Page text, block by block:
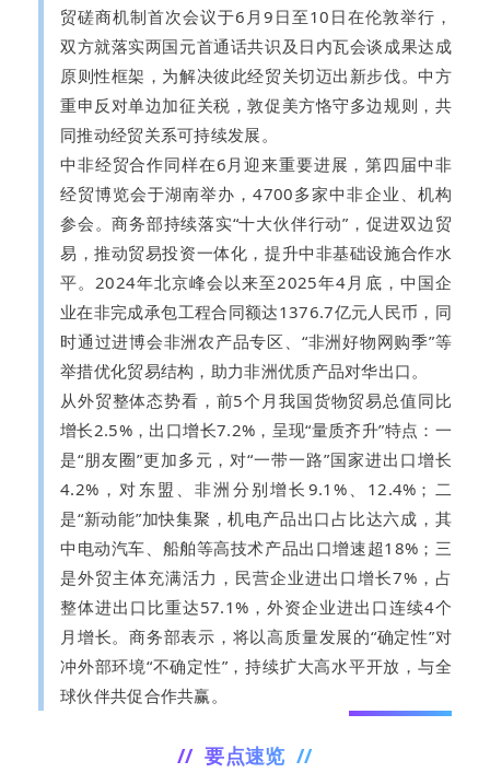
贸磋商机制首次会议于6月9日至10日在伦敦举行，
双方就落实两国元首通话共识及日内瓦会谈成果达成
原则性框架，为解决彼此经贸关切迈出新步伐。中方
重申反对单边加征关税，敦促美方恪守多边规则，共
同推动经贸关系可持续发展。
中非经贸合作同样在6月迎来重要进展，第四届中非
经贸博览会于湖南举办，4700多家中非企业、机构
参会。商务部持续落实“十大伙伴行动”，促进双边贸
易，推动贸易投资一体化，提升中非基础设施合作水
平。2024年北京峰会以来至2025年4月底，中国企
业在非完成承包工程合同额达1376.7亿元人民币，同
时通过进博会非洲农产品专区、“非洲好物网购季”等
举措优化贸易结构，助力非洲优质产品对华出口。
从外贸整体态势看，前5个月我国货物贸易总值同比
增长2.5%，出口增长7.2%，呈现“量质齐升”特点：一
是“朋友圈”更加多元，对“一带一路”国家进出口增长
4.2%，对东盟、非洲分别增长9.1%、12.4%；二
是“新动能”加快集聚，机电产品出口占比达六成，其
中电动汽车、船舶等高技术产品出口增速超18%；三
是外贸主体充满活力，民营企业进出口增长7%，占
整体进出口比重达57.1%，外资企业进出口连续4个
月增长。商务部表示，将以高质量发展的“确定性”对
冲外部环境“不确定性”，持续扩大高水平开放，与全
球伙伴共促合作共赢。
// 要点速览 //